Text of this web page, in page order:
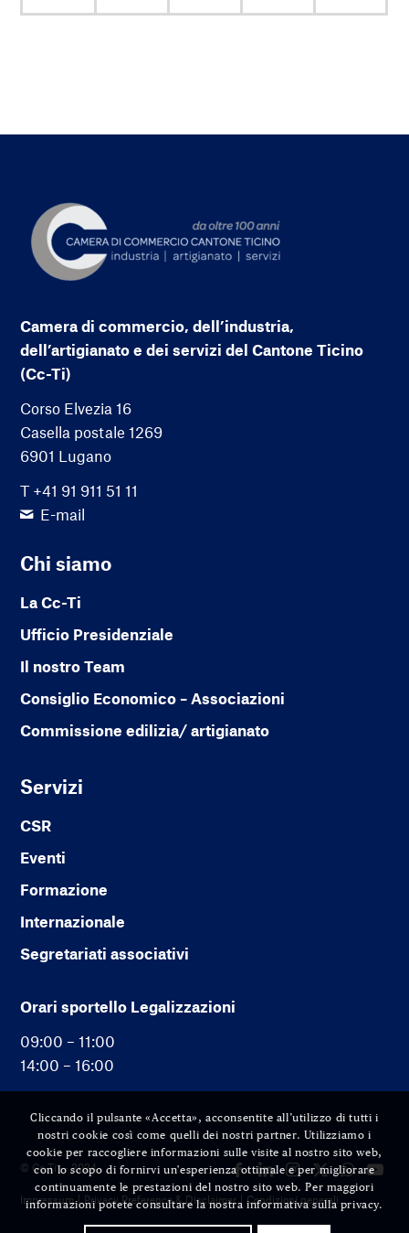
Camera di commercio, dell’industria,
dell’artigianato e dei servizi del Cantone Ticino
(Cc-Ti)
Corso Elvezia 16
Casella postale 1269
6901 Lugano
T +41 91 911 51 11
E-mail
Chi siamo
La Cc-Ti
Ufficio Presidenziale
Il nostro Team
Consiglio Economico – Associazioni
Commissione edilizia/ artigianato
Servizi
CSR
Eventi
Formazione
Internazionale
Segretariati associativi
Orari sportello Legalizzazioni
09:00 – 11:00
14:00 – 16:00
© Cc-Ti — 2024
Impressum Privacy Preference & Disclaimer Condizioni generali
Cliccando il pulsante «Accetta», acconsentite all’utilizzo di tutti i
nostri cookie così come quelli dei nostri partner. Utilizziamo i
cookie per raccogliere informazioni sulle visite al nostro sito web,
con lo scopo di fornirvi un'esperienza ottimale e per migliorare
continuamente le prestazioni del nostro sito web. Per maggiori
informazioni potete consultare la nostra informativa sulla privacy.